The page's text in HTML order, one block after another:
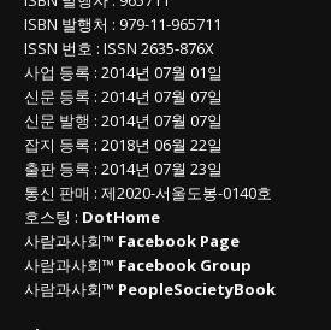
ISBN 발행처 : 979-11-965711
ISSN 번호 : ISSN 2635-876X
사업 등록 : 2014년 07월 01일
신문 등록 : 2014년 07월 07일
신문 발행 : 2014년 07월 07일
잡지 등록 : 2018년 06월 22일
출판 등록 : 2014년 07월 23일
통신 판매 : 제2020-서울도봉-0140호
호스팅 : DotHome
사람과사회™ Facebook Page
사람과사회™ Facebook Group
사람과사회™ PeopleSocietyBook